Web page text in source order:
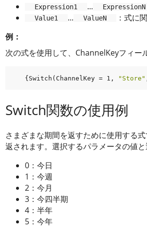
Expression1 ... ExpressionN
Value1 ... ValueN
：式に
例：
次の式を使用して、ChannelKeyフィー
{ Switch ( ChannelKey = 1 , "Store"
Switch関数の使用例
さまざまな期間を返すために使用する
返されます。選択するパラメータの値と
0：今日
1：今週
2：今月
3：今四半期
4：半年
5：今年